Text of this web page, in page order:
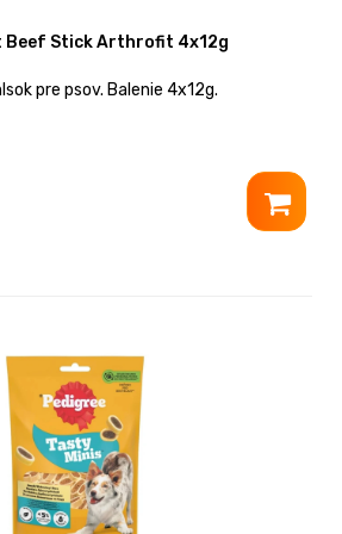
Stick Arthrofit 4x12g
pre psov. Balenie 4x12g.